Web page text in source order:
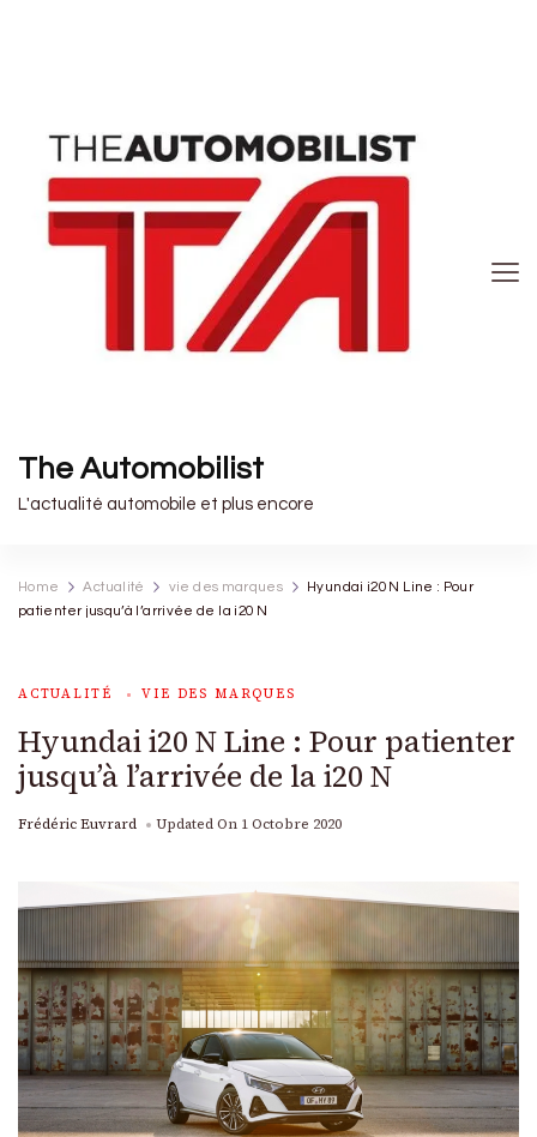
The Automobilist
L'actualité automobile et plus encore
Home Actualité vie des marques
Hyundai i20 N Line : Pour
patienter jusqu’à l’arrivée de la i20 N
ACTUALITÉ VIE DES MARQUES
Hyundai i20 N Line : Pour patienter
jusqu’à l’arrivée de la i20 N
Frédéric Euvrard Updated On 1 Octobre 2020